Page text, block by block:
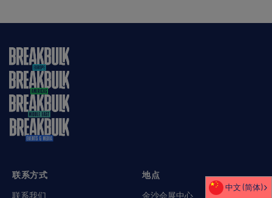
地点
金沙会展中心
联系方式
联系我们
中文 (简体)